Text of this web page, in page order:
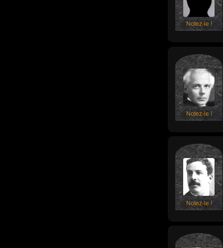
Notez-le !
Notez-le !
Notez-le !